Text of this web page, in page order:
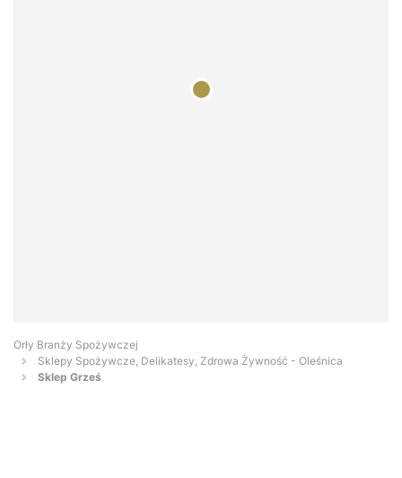
Orły Branży Spożywczej
Sklepy Spożywcze, Delikatesy, Zdrowa Żywność - Oleśnica
Sklep Grześ